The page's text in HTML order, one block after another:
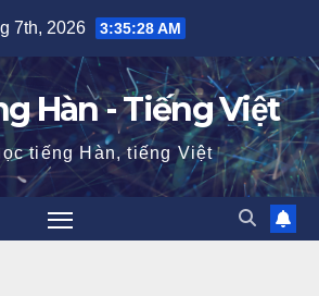
7th, 2026 3:35:29 AM
Hàn - Tiếng Việt
tiếng Hàn, tiếng Việt